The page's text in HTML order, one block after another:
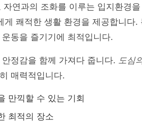
연과의 조화를 이루는 입지환경
게 쾌적한 생활 환경을 제공합니다.
동을 즐기기에 최적입니다.
정감을 함께 가져다 줍니다. 도심
매력적입니다.
만끽할 수 있는 기회
최적의 장소